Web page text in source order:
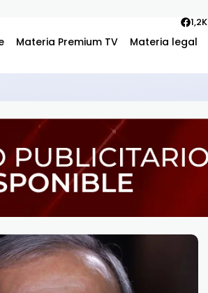
Materia Premium TV Materia legal
1,2K